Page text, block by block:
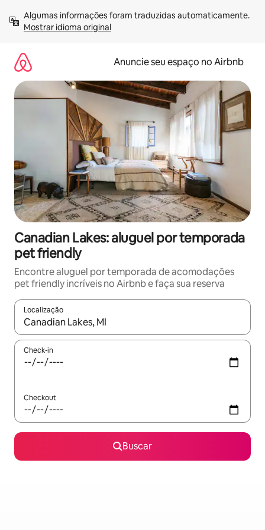
para
Mostrar idioma original
Anuncie seu espaço no Airbnb
Canadian Lakes: aluguel por temporada
pet friendly
Encontre aluguel por temporada de acomodações
pet friendly incríveis no Airbnb e faça sua reserva
Localização
Quando os resultados estiverem disponíveis, explore-os
Check-in
Checkout
Buscar